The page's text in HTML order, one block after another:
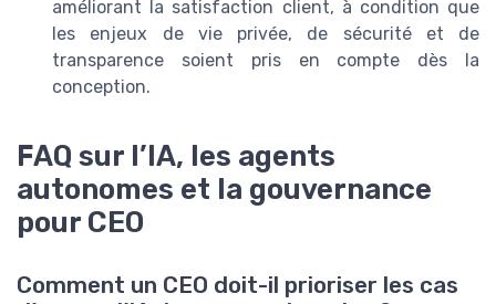
améliorant la satisfaction client, à condition que
les enjeux de vie privée, de sécurité et de
transparence soient pris en compte dès la
conception.
FAQ sur l’IA, les agents
autonomes et la gouvernance
pour CEO
Comment un CEO doit-il prioriser les cas